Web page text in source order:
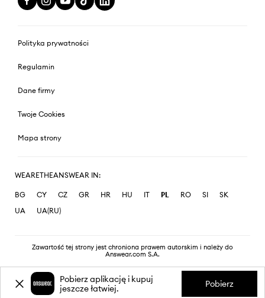
Polityka prywatności
Regulamin
Dane firmy
Twoje Cookies
Mapa strony
WEARETHEANSWEAR IN:
BG CY CZ GR HR HU IT PL RO SI
SK
UA
UA(RU)
Zawartość tej strony jest chroniona prawem autorskim i należy do
Answear.com S.A.
Pobierz aplikację i kupuj
jeszcze łatwiej.
Pobierz